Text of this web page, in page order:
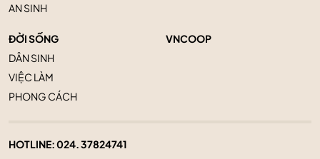
AN SINH
ĐỜI SỐNG
DÂN SINH
VIỆC LÀM
PHONG CÁCH
VNCOOP
HOTLINE:024. 37824741